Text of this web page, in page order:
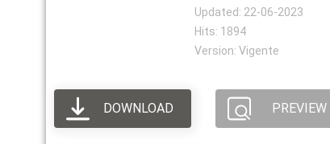
Updated: 22-06-2023
Hits: 1894
Version: Vigente
DOWNLOAD PREVIEW